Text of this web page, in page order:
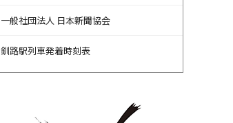
一般社団法人 日本新聞協会
釧路駅列車発着時刻表